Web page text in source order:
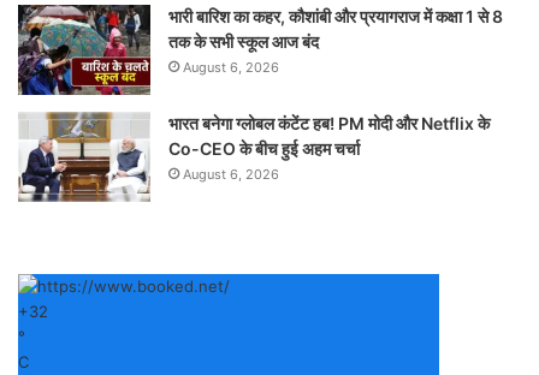
भारी बारिश का कहर, कौशांबी और प्रयागराज में कक्षा 1 से 8
तक के सभी स्कूल आज बंद
August 6, 2026
भारत बनेगा ग्लोबल कंटेंट हब! PM मोदी और Netflix के
Co-CEO के बीच हुई अहम चर्चा
August 6, 2026
+32
°
C